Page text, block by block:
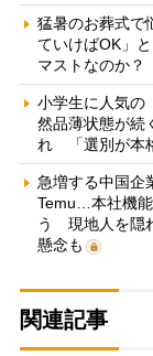
猛暑のお葬式で
ていけばOK」
マストなのか？
小学生に人気
然品薄状態が続
れ 「選別が本
急増する中国企
Temu…本社機
う 現地人を隠
懸念も
関連記事